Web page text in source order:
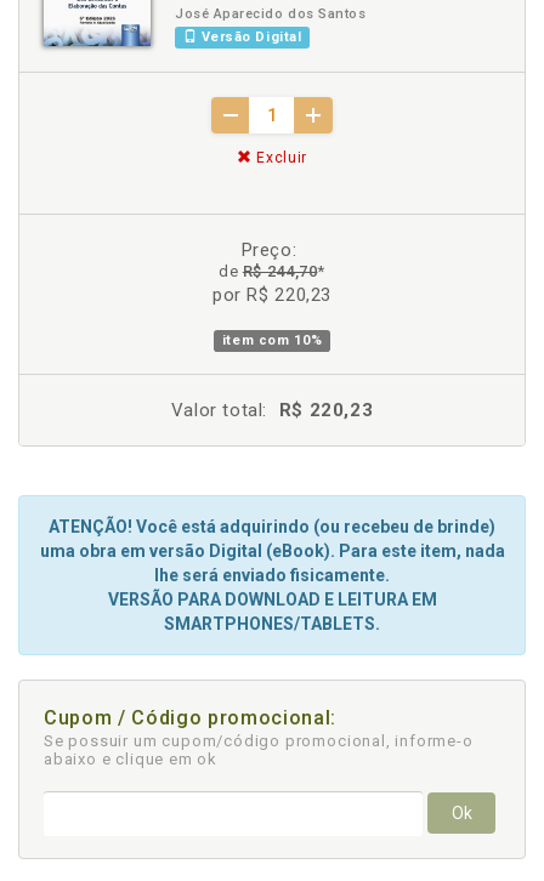
José Aparecido dos Santos
Versão Digital
Excluir
Preço:
deR$ 244,70*
por R$ 220,23
item com 10%
Valor total: R$ 220,23
ATENÇÃO! Você está adquirindo (ou recebeu de brinde)
uma obra em versão Digital (eBook). Para este item, nada
lhe será enviado fisicamente.
VERSÃO PARA DOWNLOAD E LEITURA EM
SMARTPHONES/TABLETS.
Cupom / Código promocional:
Se possuir um cupom/código promocional, informe-o
abaixo e clique em ok
Ok